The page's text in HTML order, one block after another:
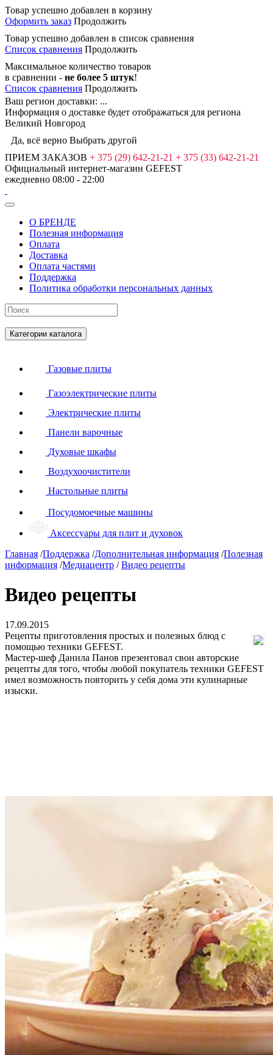
Товар успешно добавлен в корзину
Оформить заказ Продолжить
Товар успешно добавлен в список сравнения
Список сравнения Продолжить
Максимальное количество товаров
в сравнении - не более 5 штук!
Список сравнения Продолжить
Ваш регион доставки: ...
Информация о доставке будет отображаться для региона
Великий Новгород
Да, всё верно Выбрать другой
ПРИЕМ ЗАКАЗОВ + 375 (29) 642-21-21 + 375 (33) 642-21-21
Официальный интернет-магазин GEFEST
ежедневно 08:00 - 22:00
О БРЕНДЕ
Полезная информация
Оплата
Доставка
Оплата частями
Поддержка
Политика обработки персональных данных
Категории каталога
Газовые плиты
Газоэлектрические плиты
Электрические плиты
Панели варочные
Духовые шкафы
Воздухоочистители
Настольные плиты
Посудомоечные машины
Аксессуары для плит и духовок
Главная /Поддержка /Дополнительная информация /Полезная
информация /Медиацентр /Видео рецепты
Видео рецепты
17.09.2015
Рецепты приготовления простых и полезных блюд с
помощью техники GEFEST.
Мастер-шеф Данила Панов презентовал свои авторские
рецепты для того, чтобы любой покупатель техники GEFEST
имел возможность повторить у себя дома эти кулинарные
изыски.